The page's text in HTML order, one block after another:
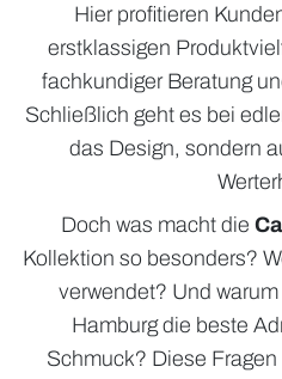
Hier profitieren
erstklassigen
fachkundiger Beratung
Schließlich geht es bei
das Design, sondern
Doch was macht die
Kollektion so besonders?
verwendet? Und
Hamburg die beste
Schmuck? Diese